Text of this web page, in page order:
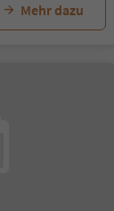
Mehr dazu